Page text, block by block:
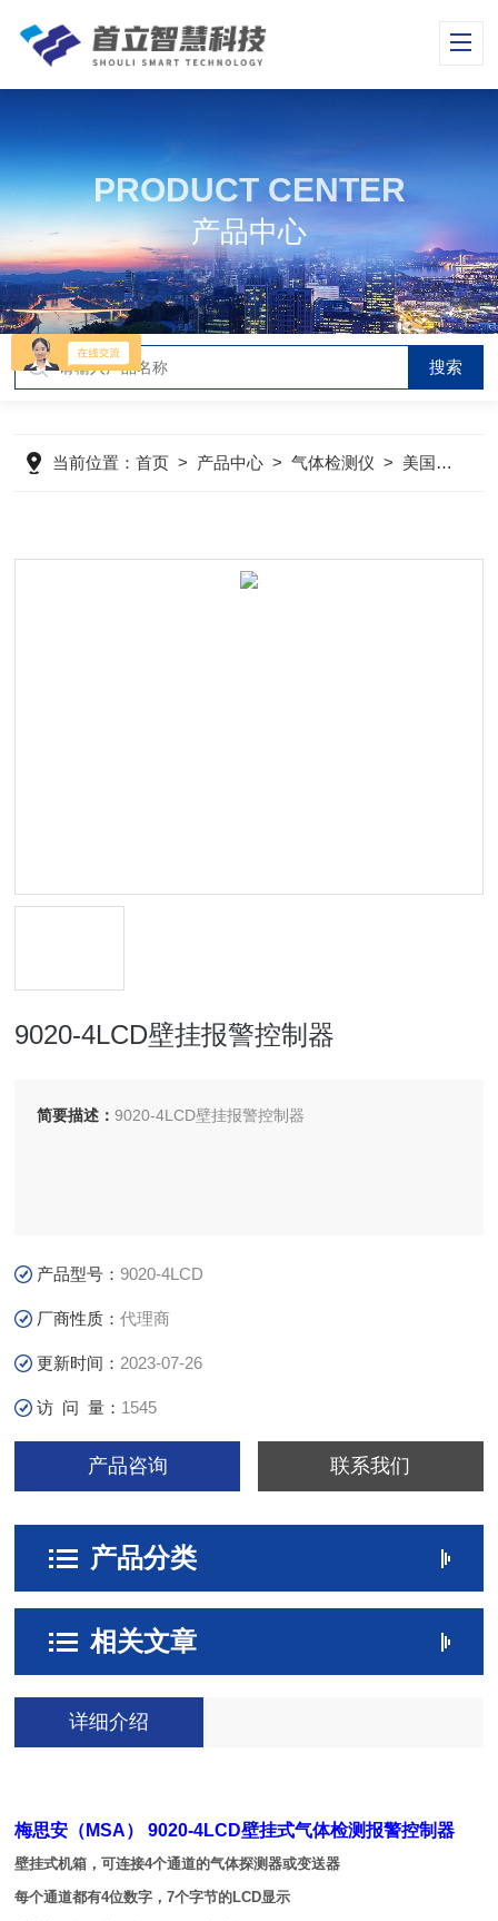
PRODUCT CENTER
产品中心
当前位置：首页 > 产品中心 >气体检测仪 > 美国MSA气体检测仪
9020-4LCD壁挂报警控制器
简要描述：9020-4LCD壁挂报警控制器
产品型号：9020-4LCD
厂商性质：代理商
更新时间： 2023-07-26
访 问 量： 1545
产品咨询 联系我们
产品分类
相关文章
详细介绍
梅思安（MSA） 9020-4LCD壁挂式气体检测报警控制器
壁挂式机箱，可连接4个通道的气体探测器或变送器
每个通道都有4位数字，7个字节的LCD显示